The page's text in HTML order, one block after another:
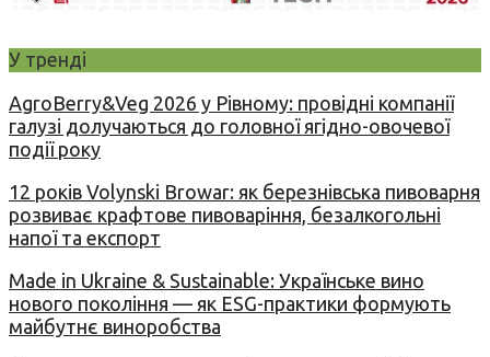
У тренді
AgroBerry&Veg 2026 у Рівному: провідні компанії
галузі долучаються до головної ягідно-овочевої
події року
12 років Volynski Browar: як березнівська пивоварня
розвиває крафтове пивоваріння, безалкогольні
напої та експорт
Made in Ukraine & Sustainable: Українське вино
нового покоління — як ESG-практики формують
майбутнє виноробства